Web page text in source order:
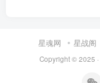
星魂网 星战阁
Copyright © 2025 ·